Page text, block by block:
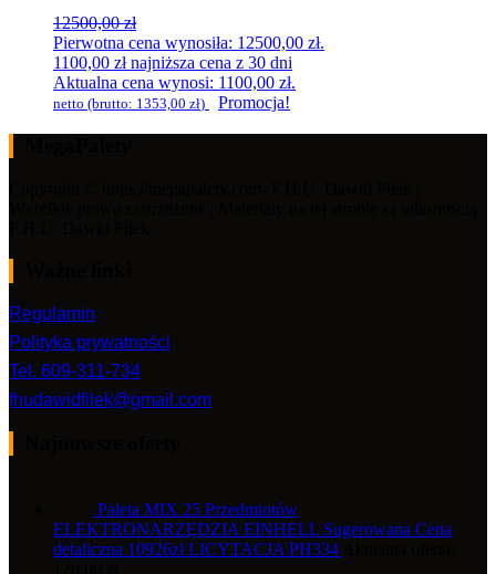
12500,00zł
Pierwotna cena wynosiła: 12500,00 zł.
1100,00 złnajniższa cena z 30 dni
Aktualna cena wynosi: 1100,00 zł.
netto (brutto: 1353,00 zł) Promocja!
Regulamin
Polityka prywatności
Tel. 609-311-734
fhudawidfilek@gmail.com
Paleta MIX 25 Przedmiotów
ELEKTRONARZĘDZIA EINHELL Sugerowana Cena
detaliczna 10926zł LICYTACJA PH334